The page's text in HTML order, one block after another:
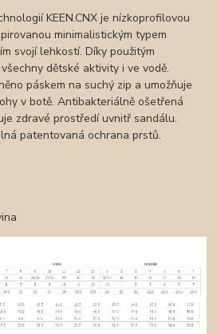
KEEN.CNX je nízkoprofilovou
minimalistickým typem
svojí lehkostí. Díky použitým
dětské aktivity i ve vodě.
páskem na suchý zip a umožňuje
v botě. Antibakteriálně ošetřená
zdravé prostředí uvnitř sandálu.
patentovaná ochrana prstů.